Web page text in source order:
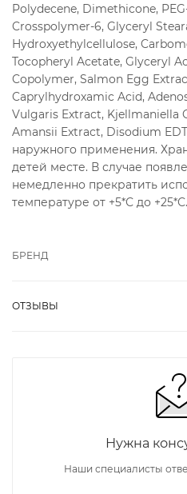
Polydecene, Dimethicone,
Crosspolymer-6, Glyceryl
Hydroxyethylcellulose,
Tocopheryl Acetate, Glyceryl
Copolymer, Salmon Egg
Caprylhydroxamic Acid,
Vulgaris Extract, Kjellmaniella
Amansii Extract, Disodium
наружного применения.
детей месте. В случае
немедленно прекратить
температуре от +5*С до +25*С.
БРЕНД
ОТЗЫВЫ
Нужна
Наши специалисты